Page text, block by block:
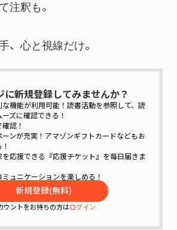
注釈も。
、心と視線だけ。
に新規登録してみませんか？
機能が利用可能！ 読書活動を参照して、読
ズに確認できる！
認！
ンが充実！ アマゾンギフトカードなどもお
応援できる『応援チケット』を毎日届きま
ュニケーションを楽しめる！
ウントをお持ちの方はログイン